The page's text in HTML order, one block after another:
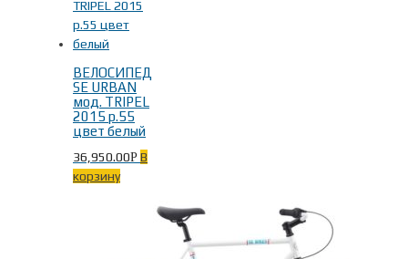
ВЕЛОСИПЕД
SE URBAN
мод. TRIPEL
2015 р.55
цвет белый
36,950.00Р В
корзину